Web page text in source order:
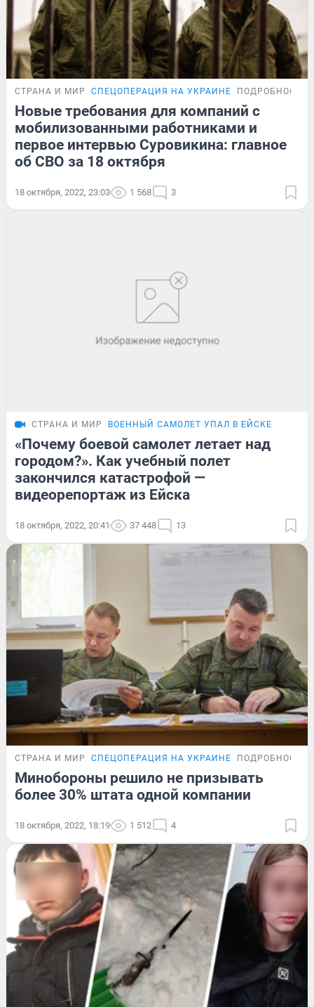
СТРАНА И МИР СПЕЦОПЕРАЦИЯ НА УКРАИНЕ ПОДРОБНОСТИ
Новые требования для компаний с
мобилизованными работниками и
первое интервью Суровикина: главное
об СВО за 18 октября
18 октября, 2022, 23:03 1 568 3
СТРАНА И МИР ВОЕННЫЙ САМОЛЕТ УПАЛ В ЕЙСКЕ
«Почему боевой самолет летает над
городом?». Как учебный полет
закончился катастрофой —
видеорепортаж из Ейска
18 октября, 2022, 20:41 37 448 13
СТРАНА И МИР СПЕЦОПЕРАЦИЯ НА УКРАИНЕ ПОДРОБНОСТИ
Минобороны решило не призывать
более 30% штата одной компании
18 октября, 2022, 18:19 1 512 4